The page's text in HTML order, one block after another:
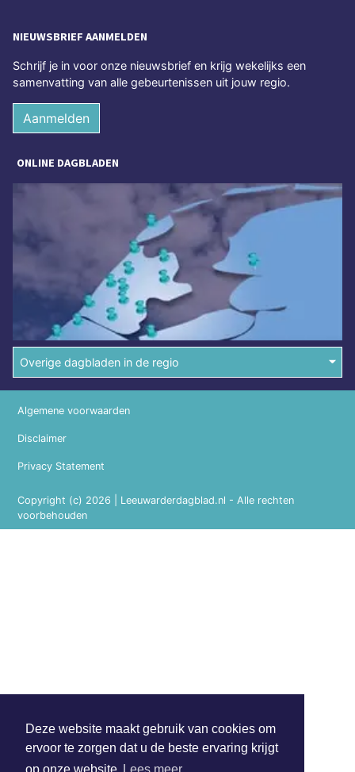
Deze website maakt gebruik van cookies om
ervoor te zorgen dat u de beste ervaring krijgt
NIEUWSBRIEF AANMELDEN
Schrijf je in voor onze nieuwsbrief en krijg wekelijks een
samenvatting van alle gebeurtenissen uit jouw regio.
Aanmelden
ONLINE DAGBLADEN
Overige dagbladen in de regio
Copyright (c) 2026 | Leeuwarderdagblad.nl - Alle rechten
voorbehouden
Algemene voorwaarden
Disclaimer
Privacy Statement